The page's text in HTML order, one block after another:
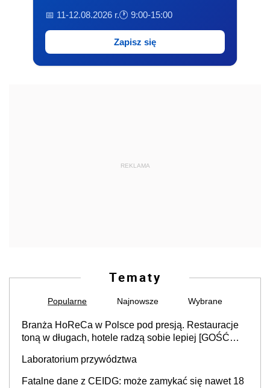
📅 11-12.08.2026 r.🕐 9:00-15:00
Zapisz się
REKLAMA
Tematy
Popularne Najnowsze Wybrane
Branża HoReCa w Polsce pod presją. Restauracje
toną w długach, hotele radzą sobie lepiej [GOŚĆ
Laboratorium przywództwa
Fatalne dane z CEIDG: może zamykać się nawet 18